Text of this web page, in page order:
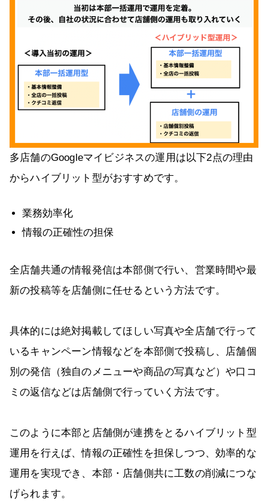
多店舗のGoogleマイビジネスの運用は以下2点の理由
からハイブリット型がおすすめです。
業務効率化
情報の正確性の担保
全店舗共通の情報発信は本部側で行い、営業時間や最
新の投稿等を店舗側に任せるという方法です。
具体的には絶対掲載してほしい写真や全店舗で行って
いるキャンペーン情報などを本部側で投稿し、店舗個
別の発信（独自のメニューや商品の写真など）や口コ
ミの返信などは店舗側で行っていく方法です。
このように本部と店舗側が連携をとるハイブリット型
運用を行えば、情報の正確性を担保しつつ、効率的な
運用を実現でき、本部・店舗側共に工数の削減につな
げられます。